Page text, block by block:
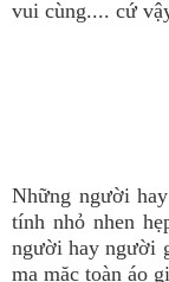
vui cùng.... cứ
Những người
tính nhỏ nhen
người hay người
ma mặc toàn áo